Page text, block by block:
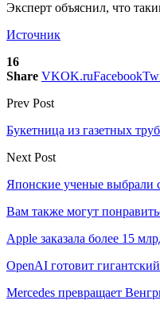
Эксперт объяснил, что
Источник
16
Share VKOK.ruFacebook
Prev Post
Букетница из газетных
Next Post
Японские ученые выбрали
Вам также могут
Apple заказала более 15
OpenAI готовит
Mercedes превращает